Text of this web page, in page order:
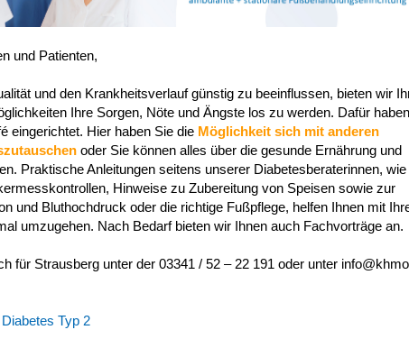
und Patienten,
und den Krankheitsverlauf günstig zu beeinflussen, bieten wir
Ihre Sorgen, Nöte und Ängste los zu werden. Dafür
eingerichtet. Hier haben Sie die Möglichkeit sich mit anderen
oder Sie können alles über die gesunde Ernährung und
Praktische Anleitungen seitens unserer Diabetesberaterinnen,
Hinweise zu Zubereitung von Speisen sowie zur
und Bluthochdruck oder die richtige Fußpflege, helfen Ihnen mit
umzugehen. Nach Bedarf bieten wir Ihnen auch Fachvorträge an.
für Strausberg unter der 03341 / 52 – 22 191 oder unter
Typ 2